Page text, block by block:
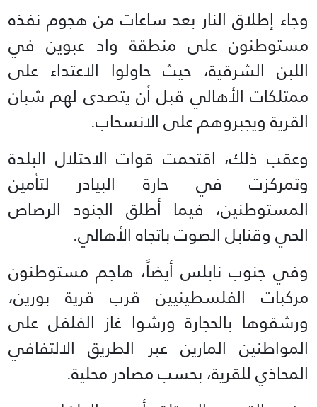
وجاء إطلاق النار بعد ساعات من هجوم نفذه
مستوطنون على منطقة واد عبوين في
اللبن الشرقية، حيث حاولوا الاعتداء على
ممتلكات الأهالي قبل أن يتصدى لهم شبان
القرية ويجبروهم على الانسحاب.
وعقب ذلك، اقتحمت قوات الاحتلال البلدة
وتمركزت في حارة البيادر لتأمين
المستوطنين، فيما أطلق الجنود الرصاص
الحي وقنابل الصوت باتجاه الأهالي.
وفي جنوب نابلس أيضاً، هاجم مستوطنون
مركبات الفلسطينيين قرب قرية بورين،
ورشقوها بالحجارة ورشوا غاز الفلفل على
المواطنين المارين عبر الطريق الالتفافي
المحاذي للقرية، بحسب مصادر محلية.